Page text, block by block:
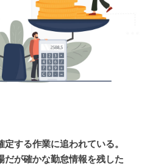
する作業に追われている。
が確かな勤怠情報を残した